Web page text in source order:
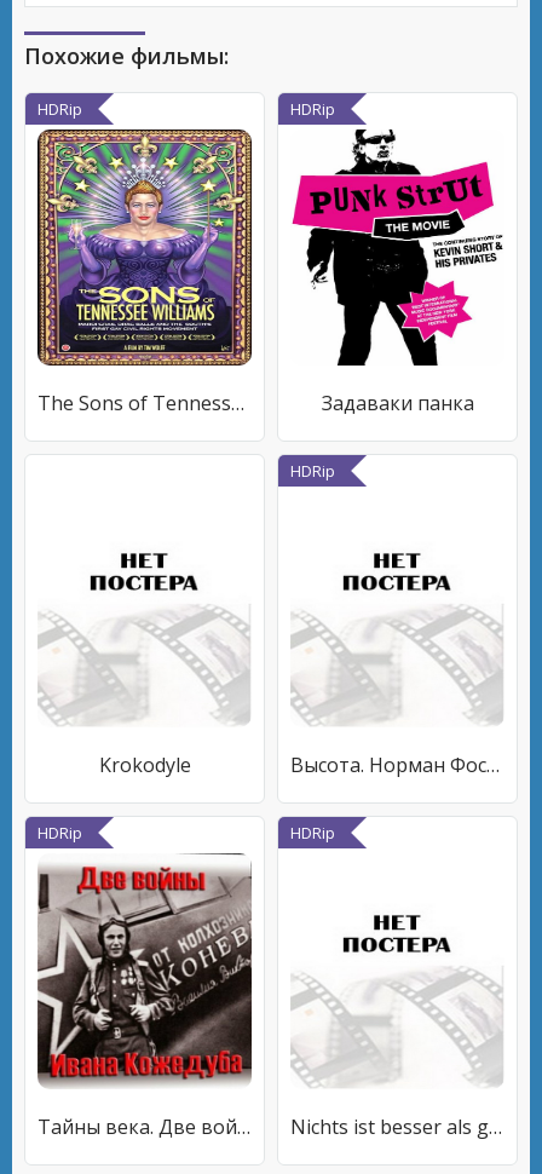
Похожие фильмы:
HDRip
The Sons of Tennessee Williams
HDRip
Задаваки панка
Krokodyle
HDRip
Высота. Норман Фостер
HDRip
Тайны века. Две войны Ивана Кожедуба
HDRip
Nichts ist besser als gar nichts